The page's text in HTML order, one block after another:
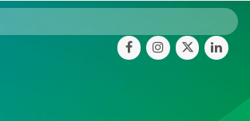
facebookinstagram
twitter